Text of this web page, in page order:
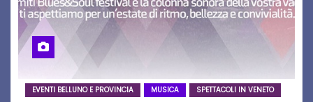
EVENTI BELLUNO E PROVINCIA MUSICA SPETTACOLI IN VENETO